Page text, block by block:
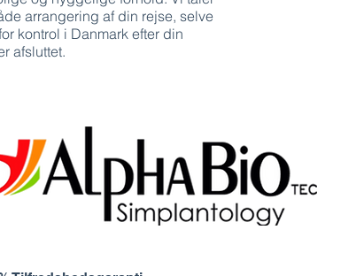
arrangering af din rejse, selve
kontrol i Danmark efter din
afsluttet.